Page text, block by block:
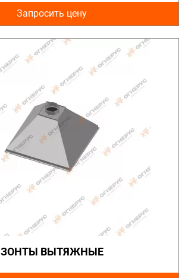
Запросить цену
ЗОНТЫ ВЫТЯЖНЫЕ